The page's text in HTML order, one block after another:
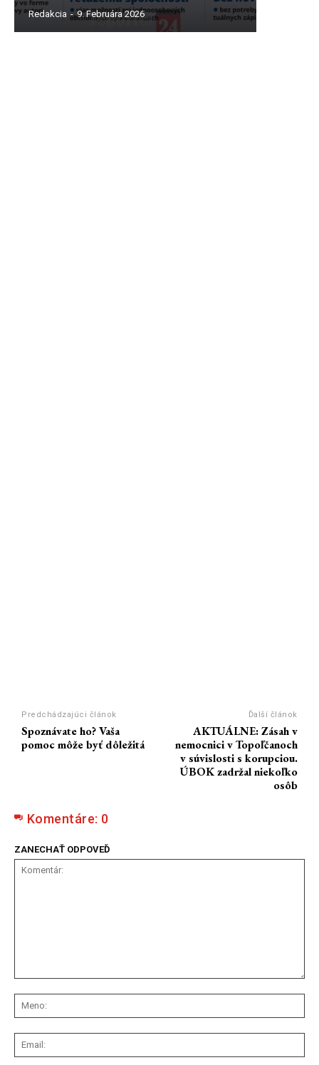
Redakcia - 9. Februára 2026
Predchádzajúci článok
Spoznávate ho? Vaša
pomoc môže byť dôležitá
Ďalší článok
AKTUÁLNE: Zásah v
nemocnici v Topoľčanoch
v súvislosti s korupciou.
ÚBOK zadržal niekoľko
osôb
Komentáre: 0
ZANECHAŤ ODPOVEĎ